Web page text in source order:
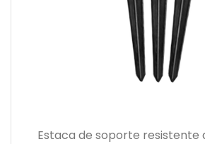
Estaca de soporte resistente